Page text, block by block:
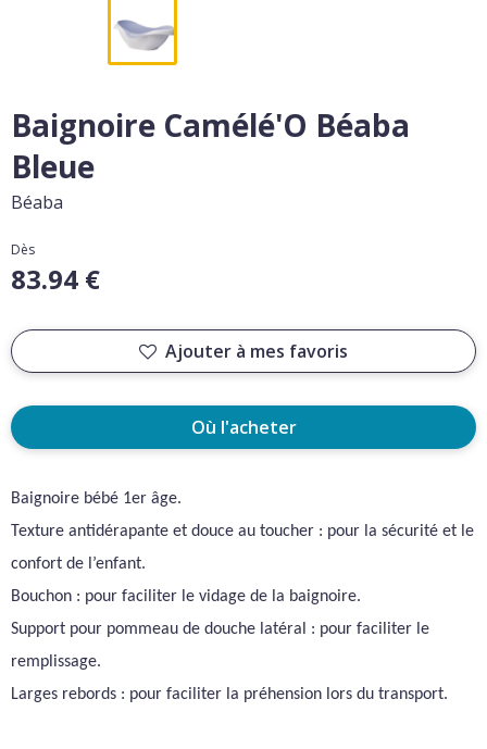
Baignoire Camélé'O Béaba
Bleue
Béaba
Dès
83.94 €
Ajouter à mes favoris
Où l'acheter
Baignoire bébé 1er âge.
Texture antidérapante et douce au toucher : pour la sécurité et le
confort de l’enfant.
Bouchon : pour faciliter le vidage de la baignoire.
Support pour pommeau de douche latéral : pour faciliter le
remplissage.
Larges rebords : pour faciliter la préhension lors du transport.